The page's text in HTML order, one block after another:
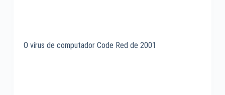
O vírus de computador Code Red de 2001